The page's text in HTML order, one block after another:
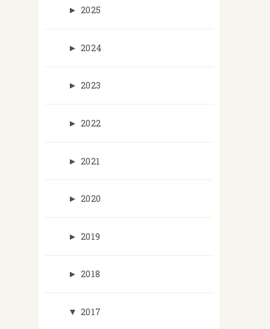
► 2025
► 2024
► 2023
► 2022
► 2021
► 2020
► 2019
► 2018
▼ 2017